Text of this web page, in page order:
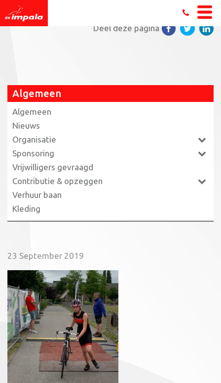
Home»In beeld: het triathlonseizoen
Deel deze pagina
Algemeen
Algemeen
Nieuws
Organisatie
Sponsoring
Vrijwilligers gevraagd
Contributie & opzeggen
Verhuur baan
Kleding
23 September 2019